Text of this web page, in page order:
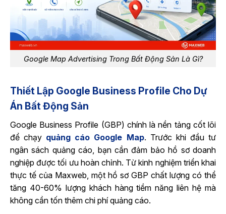
Google Map Advertising Trong Bất Động Sản Là Gì?
Thiết Lập Google Business Profile Cho Dự
Án Bất Động Sản
Google Business Profile (GBP) chính là nền tảng cốt lõi
để chạy quảng cáo Google Map. Trước khi đầu tư
ngân sách quảng cáo, bạn cần đảm bảo hồ sơ doanh
nghiệp được tối ưu hoàn chỉnh. Từ kinh nghiệm triển khai
thực tế của Maxweb, một hồ sơ GBP chất lượng có thể
tăng 40-60% lượng khách hàng tiềm năng liên hệ mà
không cần tốn thêm chi phí quảng cáo.